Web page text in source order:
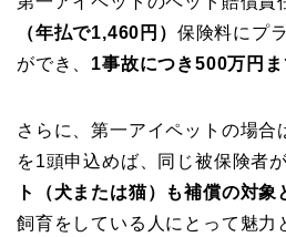
（年払で1,460円） 保険料にプ
ができ、 1事故につき500万円
さらに、第一アイペットの場合
を1頭申込めば、同じ被保険者
ト（犬または猫）も補償の対象
飼育をしている人にとって魅力